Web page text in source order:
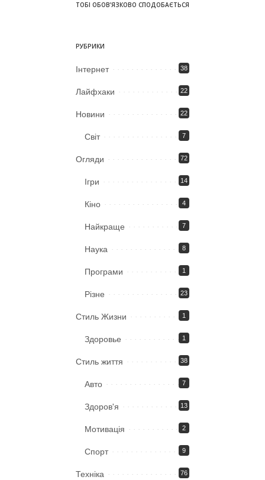
ТОБІ ОБОВ’ЯЗКОВО СПОДОБАЄТЬСЯ
РУБРИКИ
Iнтернет 38
Лайфхаки 22
Новини 22
Світ 7
Огляди 72
Ігри 14
Кіно 4
Найкраще 7
Наука 8
Програми 1
Різне 23
Стиль Жизни 1
Здоровье 1
Стиль життя 38
Авто 7
Здоров'я 13
Мотивація 2
Спорт 9
Техніка 76